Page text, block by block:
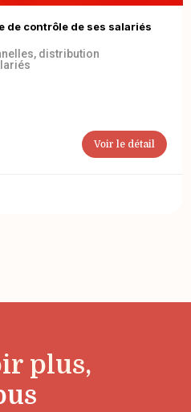
de contrôle de ses salariés
, distribution
Voir le détail
plus,